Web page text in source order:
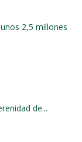
2,5 millones
de...